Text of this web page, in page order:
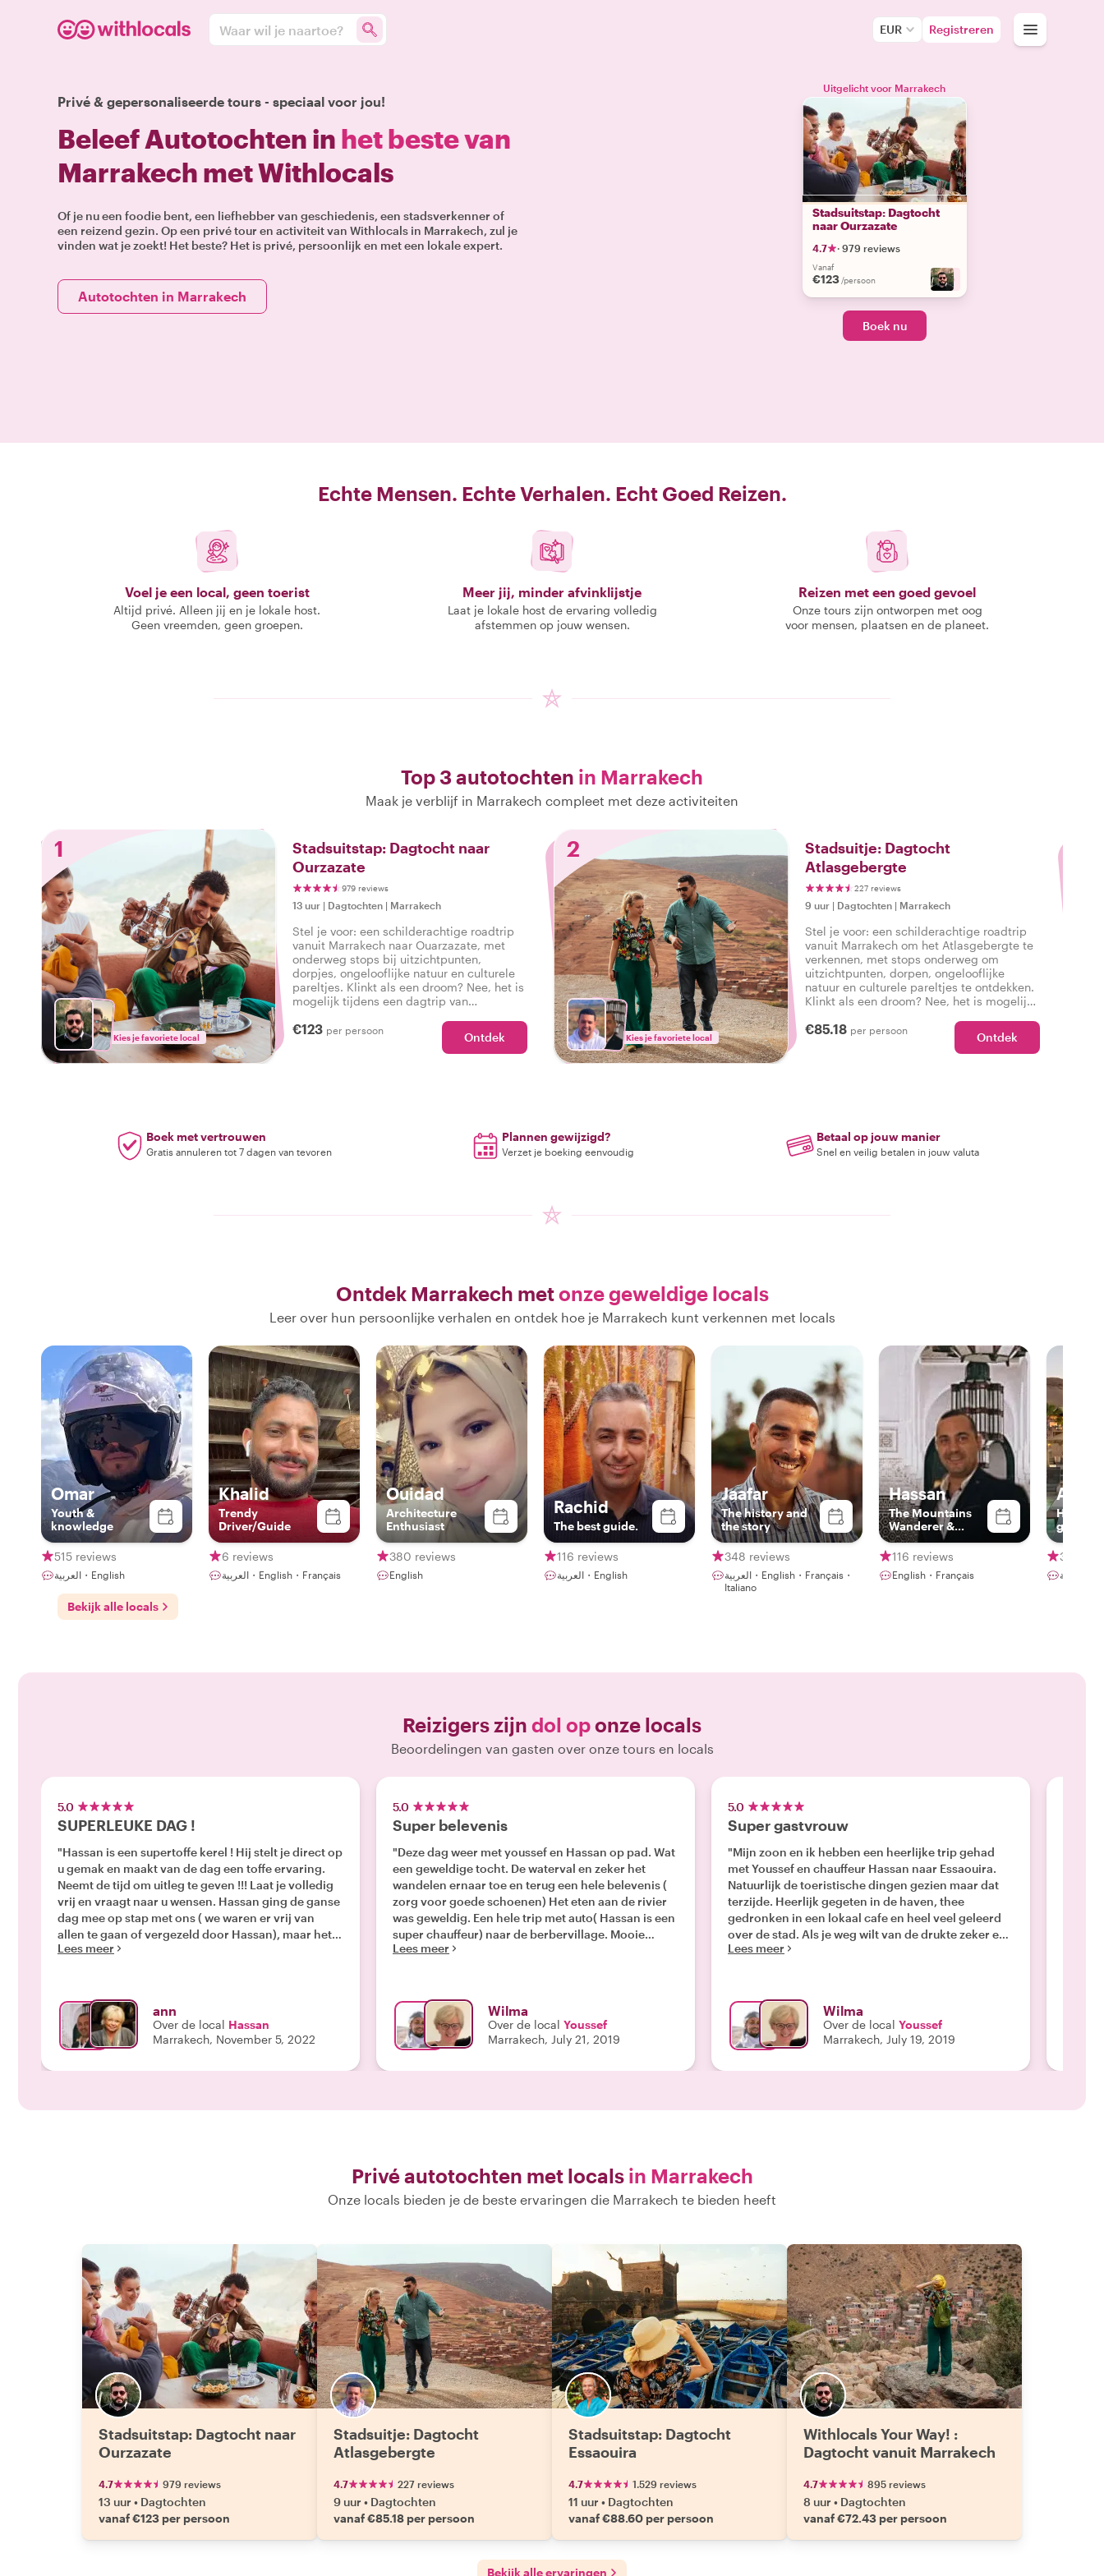
Waar wil je naartoe? EUR Registreren
Privé & gepersonaliseerde tours - speciaal voor jou!
Beleef Autotochten in het beste van
Marrakech met Withlocals
Of je nu een foodie bent, een liefhebber van geschiedenis, een stadsverkenner of
een reizend gezin. Op een privé tour en activiteit van Withlocals in Marrakech, zul je
vinden wat je zoekt! Het beste? Het is privé, persoonlijk en met een lokale expert.
Autotochten in Marrakech
Uitgelicht voor Marrakech
Stadsuitstap: Dagtocht
naar Ourzazate
4.7 · 979 reviews
Vanaf
€123 /persoon +9
Boek nu
Echte Mensen. Echte Verhalen. Echt Goed Reizen.
Voel je een local, geen toerist
Altijd privé. Alleen jij en je lokale host.
Geen vreemden, geen groepen.
Meer jij, minder afvinklijstje
Laat je lokale host de ervaring volledig
afstemmen op jouw wensen.
Reizen met een goed gevoel
Onze tours zijn ontworpen met oog
voor mensen, plaatsen en de planeet.
Top 3 autotochten in Marrakech
Maak je verblijf in Marrakech compleet met deze activiteiten
1
Kies je favoriete local
Stadsuitstap: Dagtocht naar
Ourzazate
979 reviews
13 uur | Dagtochten | Marrakech
Stel je voor: een schilderachtige roadtrip
vanuit Marrakech naar Ouarzazate, met
onderweg stops bij uitzichtpunten,
dorpjes, ongelooflijke natuur en culturele
pareltjes. Klinkt als een droom? Nee, het is
mogelijk tijdens een dagtrip van
wijst!
€123 per persoon Ontdek
2
Kies je favoriete local
Stadsuitje: Dagtocht
Atlasgebergte
227 reviews
9 uur | Dagtochten | Marrakech
Stel je voor: een schilderachtige roadtrip
vanuit Marrakech om het Atlasgebergte te
verkennen, met stops onderweg om
uitzichtpunten, dorpen, ongelooflijke
natuur en culturele pareltjes te ontdekken.
Klinkt als een droom? Nee, het is mogelijk
lokale host die de weg wijst!
€85.18 per persoon Ontdek
Boek met vertrouwen
Gratis annuleren tot 7 dagen van tevoren
Plannen gewijzigd?
Verzet je boeking eenvoudig
Betaal op jouw manier
Snel en veilig betalen in jouw valuta
Ontdek Marrakech metonze geweldige locals
Leer over hun persoonlijke verhalen en ontdek hoe je Marrakech kunt verkennen met locals
Omar
Youth &
knowledge
515 reviews
العربية・English
Khalid
Trendy
Driver/Guide
6 reviews
العربية・English・Français
Ouidad
Architecture
Enthusiast
380 reviews
English
Rachid
The best guide.
116 reviews
العربية・English
Jaafar
The history and
the story
348 reviews
العربية・English・Français・
Italiano
Hassan
The Mountains
Wanderer &
Marrakech
market secret
places
116 reviews
English・Français
Abdul
Happy
good
!!!
38
Bekijk alle locals
Reizigers zijn dol oponze locals
Beoordelingen van gasten over onze tours en locals
5.0
SUPERLEUKE DAG !
"Hassan is een supertoffe kerel ! Hij stelt je direct op
u gemak en maakt van de dag een toffe ervaring.
Neemt de tijd om uitleg te geven !!! Laat je volledig
vrij en vraagt naar u wensen. Hassan ging de ganse
dag mee op stap met ons ( we waren er vrij van
allen te gaan of vergezeld door Hassan), maar het is
een aanrader Hassan mee te nemen door de kleine
gingen naar de haven en wandelden door de
Soueks .... Honger? Dorst? Nood aan een plas-stop
? Hassan zoekt de properste zaken uit ! We namen
een lunch met uitzicht op zee....... HEEL LEKKER !
"
Lees meer
ann
Over de local Hassan
Marrakech, November 5, 2022
5.0
Super belevenis
"Deze dag weer met youssef en Hassan op pad. Wat
een geweldige tocht. De waterval en zeker het
wandelen ernaar toe en terug een hele belevenis (
zorg voor goede schoenen) Het eten aan de rivier
was geweldig. Een hele trip met auto( Hassan is een
super chauffeur) naar de berbervillage. Mooie
uitzichten , het echte leven meemaken en thee
ben je de drukte voor. Thanks Youssef for the great
adventure."
Lees meer
Wilma
Over de local Youssef
Marrakech, July 21, 2019
5.0
Super gastvrouw
"Mijn zoon en ik hebben een heerlijke trip gehad
met Youssef en chauffeur Hassan naar Essaouira.
Natuurlijk de toeristische dingen gezien maar dat
terzijde. Heerlijk gegeten in de haven, thee
gedronken in een lokaal cafe en heel veel geleerd
over de stad. Als je weg wilt van de drukte zeker een
aanrader en is de lange autorit zeker waard. "
Lees meer
Wilma
Over de local Youssef
Marrakech, July 19, 2019
Privé autotochten met locals in Marrakech
Onze locals bieden je de beste ervaringen die Marrakech te bieden heeft
Stadsuitstap: Dagtocht naar
Ourzazate
4.7 979 reviews
13 uur • Dagtochten
vanaf €123 per persoon
Stadsuitje: Dagtocht
Atlasgebergte
4.7 227 reviews
9 uur • Dagtochten
vanaf €85.18 per persoon
Stadsuitstap: Dagtocht
Essaouira
4.7 1.529 reviews
11 uur • Dagtochten
vanaf €88.60 per persoon
Withlocals Your Way! :
Dagtocht vanuit Marrakech
4.7 895 reviews
8 uur • Dagtochten
vanaf €72.43 per persoon
Bekijk alle ervaringen